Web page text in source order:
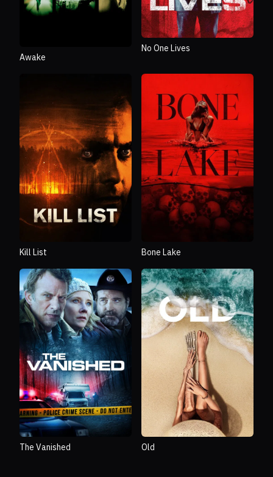
Awake
No One Lives
Kill List Bone Lake
The Vanished Old